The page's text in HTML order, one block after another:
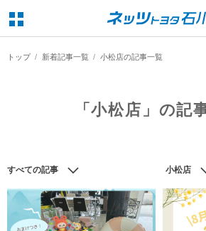
トップ 新着記事一覧 小松店の記事一覧
「小松店」の記
すべての記事 小松店